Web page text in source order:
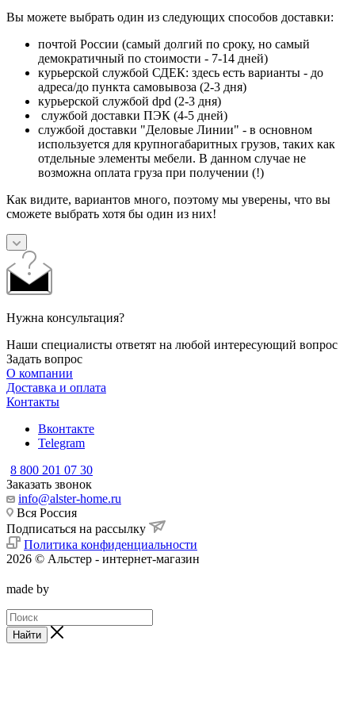
Вы можете выбрать один из следующих способов доставки:
почтой России (самый долгий по сроку, но самый
демократичный по стоимости - 7-14 дней)
курьерской службой СДЕК: здесь есть варианты - до
адреса/до пункта самовывоза (2-3 дня)
курьерской службой dpd (2-3 дня)
службой доставки ПЭК (4-5 дней)
службой доставки "Деловые Линии" - в основном
используется для крупногабаритных грузов, таких как
отдельные элементы мебели. В данном случае не
возможна оплата груза при получении (!)
Как видите, вариантов много, поэтому мы уверены, что вы
сможете выбрать хотя бы один из них!
Нужна консультация?
Наши специалисты ответят на любой интересующий вопрос
Задать вопрос
О компании
Доставка и оплата
Контакты
Вконтакте
Telegram
8 800 201 07 30
Заказать звонок
info@alster-home.ru
Вся Россия
Подписаться на рассылку
Политика конфиденциальности
2026 © Альстер - интернет-магазин
made by
Найти